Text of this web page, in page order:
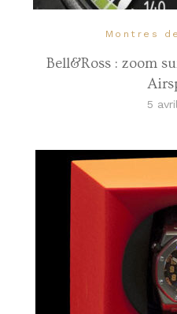
Montres
Bell&Ross : zoom
5